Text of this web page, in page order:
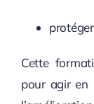
Cette
pour agir en